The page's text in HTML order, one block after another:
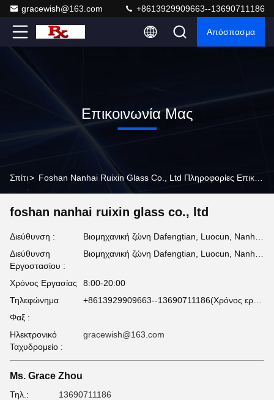
gracewish@163.com +8613929909663--13690711186
Απόσπασμα
Επικοινωνία Μας
Σπίτι>
foshan nanhai ruixin glass co., ltd
Διεύθυνση :
Διεύθυνση
Εργοστασίου :
Χρόνος Εργασίας
8:00-20:00
Τηλεφώνημα
Φαξ :
Ηλεκτρονικό
Ταχυδρομείο :
gracewish@163.com
Ms. Grace Zhou
Τηλ.:
13690711186